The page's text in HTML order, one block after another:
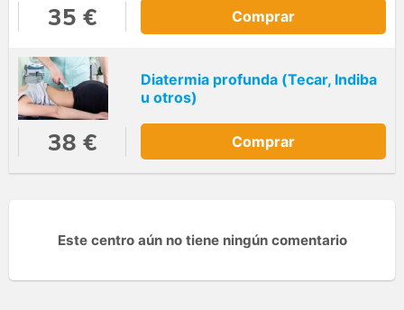
35 € Comprar
Diatermia profunda (Tecar, Indiba
u otros)
38 € Comprar
Este centro aún no tiene ningún comentario